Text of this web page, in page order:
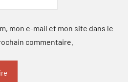
mon e-mail et mon site dans le
commentaire.